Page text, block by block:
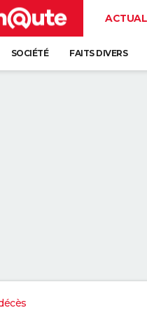
SOCIÉTÉ FAITS DIVERS